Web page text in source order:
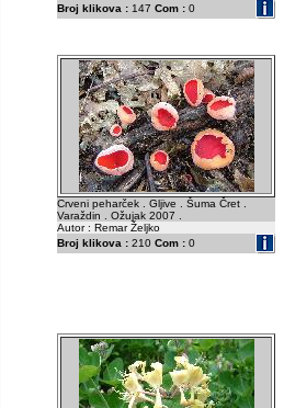
Broj klikova : 147 Com : 0
Crveni peharček . Gljive . Šuma Čret .
Varaždin . Ožujak 2007 .
Autor : Remar Željko
Broj klikova : 210 Com : 0